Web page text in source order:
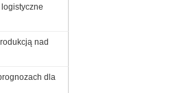
nad
dla